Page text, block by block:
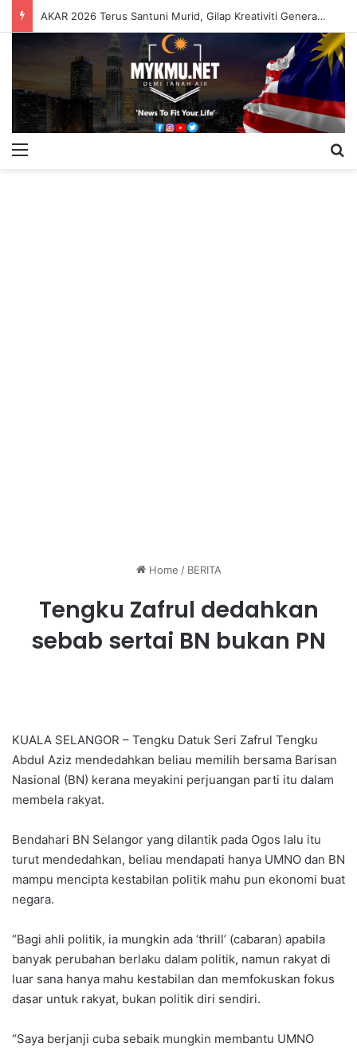
AKAR 2026 Terus Santuni Murid, Gilap Kreativiti Generasi Muda
Home / BERITA
Tengku Zafrul dedahkan
sebab sertai BN bukan PN
KUALA SELANGOR – Tengku Datuk Seri Zafrul Tengku
Abdul Aziz mendedahkan beliau memilih bersama Barisan
Nasional (BN) kerana meyakini perjuangan parti itu dalam
membela rakyat.
Bendahari BN Selangor yang dilantik pada Ogos lalu itu
turut mendedahkan, beliau mendapati hanya UMNO dan BN
mampu mencipta kestabilan politik mahu pun ekonomi buat
negara.
“Bagi ahli politik, ia mungkin ada ‘thrill’ (cabaran) apabila
banyak perubahan berlaku dalam politik, namun rakyat di
luar sana hanya mahu kestabilan dan memfokuskan fokus
dasar untuk rakyat, bukan politik diri sendiri.
“Saya berjanji cuba sebaik mungkin membantu UMNO